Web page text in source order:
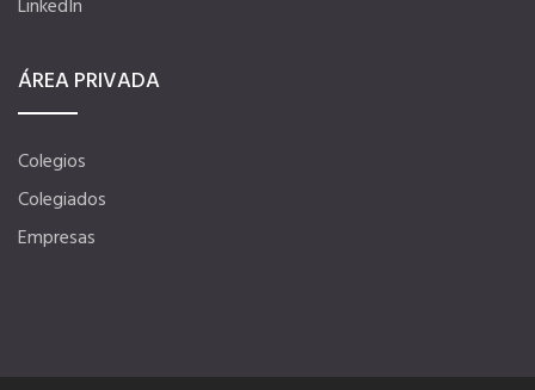
LinkedIn
ÁREA PRIVADA
Colegios
Colegiados
Empresas